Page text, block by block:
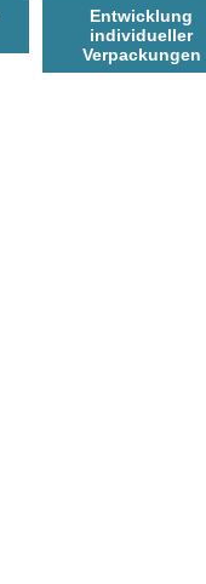
Entwicklung
individueller
Verpackungen